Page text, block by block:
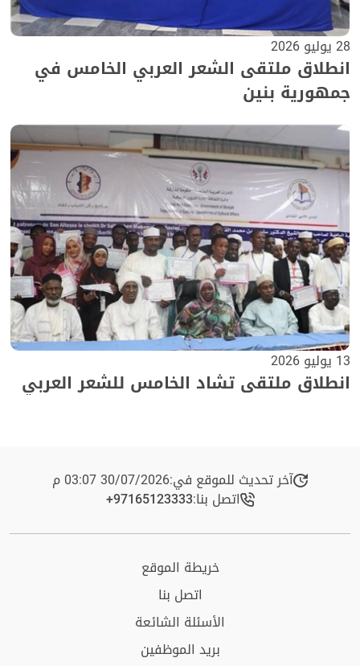
28 يوليو 2026
انطلاق ملتقى الشعر العربي الخامس في
جمهورية بنين
13 يوليو 2026
انطلاق ملتقى تشاد الخامس للشعر العربي
آخر تحديث للموقع في:30/07/2026 03:07 م
اتصل بنا:+97165123333​
خريطة الموقع
اتصل بنا
الأسئلة الشائعة
بريد الموظفين